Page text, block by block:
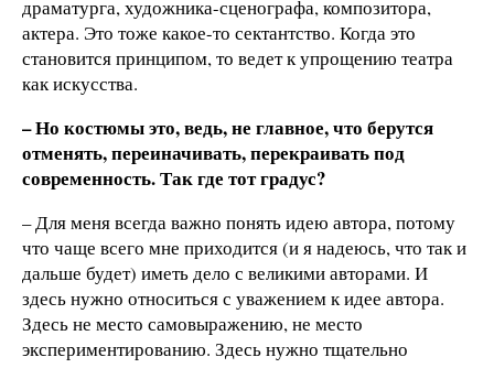
драматурга, художника-сценографа, композитора,
актера. Это тоже какое-то сектантство. Когда это
становится принципом, то ведет к упрощению театра
как искусства.
– Но костюмы это, ведь, не главное, что берутся
отменять, переиначивать, перекраивать под
современность. Так где тот градус?
– Для меня всегда важно понять идею автора, потому
что чаще всего мне приходится (и я надеюсь, что так и
дальше будет) иметь дело с великими авторами. И
здесь нужно относиться с уважением к идее автора.
Здесь не место самовыражению, не место
экспериментированию. Здесь нужно тщательно